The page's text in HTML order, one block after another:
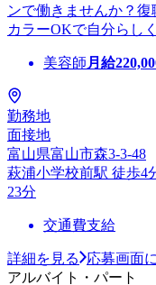
ンで働きませんか？
カラーOKで自分らし
美容師 月給
勤務地
面接地
富山県富山市森3-3-48
萩浦小学校前駅 徒歩4
23分
交通費支給
詳細を見る
応募画面
アルバイト・パート